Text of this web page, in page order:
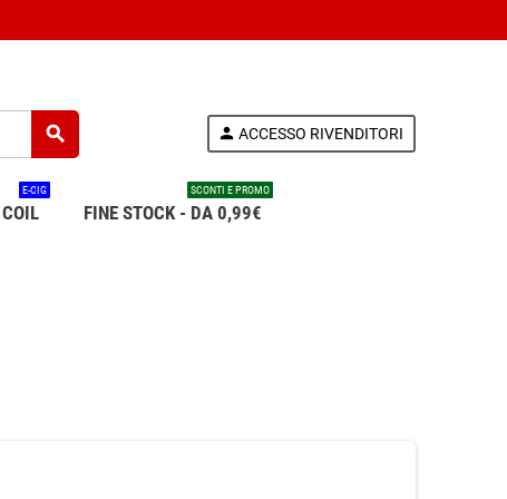
search person ACCESSO RIVENDITORI
E-CIG
FINE STOCK - DA 0,99€
SCONTI E PROMO